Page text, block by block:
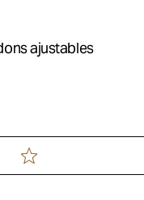
ajustables